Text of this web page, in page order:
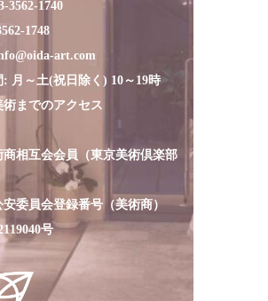
3562-1740
1748
art.com
: 月～土(祝日除く) 10～19時
術までのアクセス
商相互会会員（東京美術倶楽部
安委員会登録番号（美術商）
号